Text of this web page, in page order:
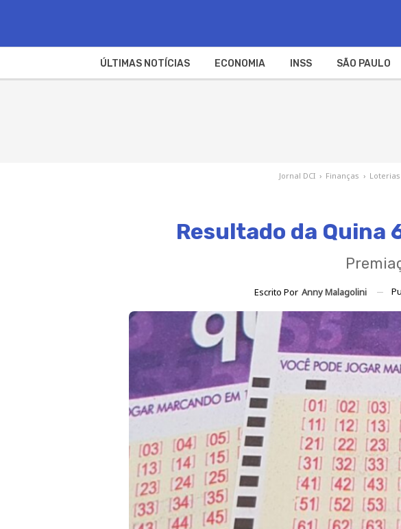
ÚLTIMAS NOTÍCIAS ECONOMIA INSS SÃO PAULO
Jornal DCI › Finanças › Loterias
Resultado da Quina
Escrito Por Anny Malagolini